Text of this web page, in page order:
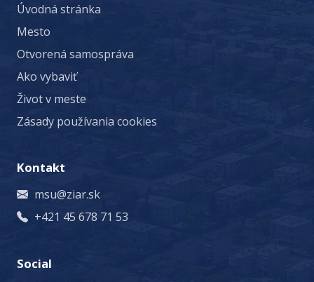
Úvodná stránka
Mesto
Otvorená samospráva
Ako vybaviť
Život v meste
Zásady používania cookies
Kontakt
msu@ziar.sk
+421 45 678 71 53
Social